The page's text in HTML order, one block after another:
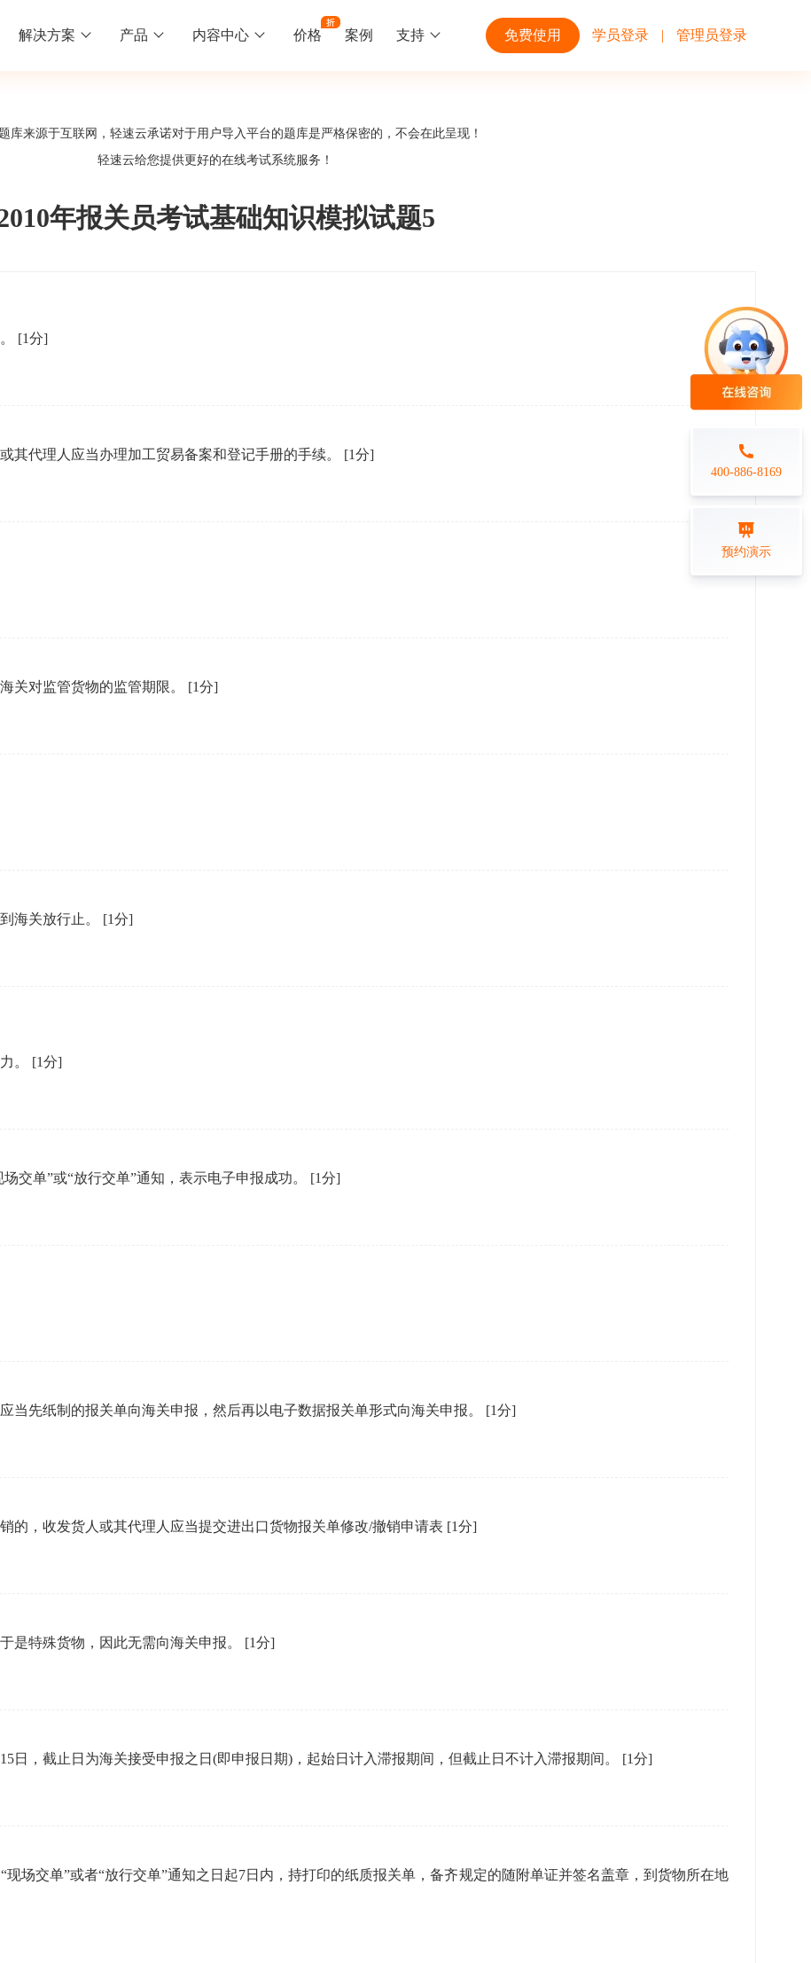
解决方案
、每日一练、打卡练习
知识竞赛
组织企业年会闯关答题赢红包活动
产品
线下培训班
报名管理系统 互动答题
内容中心
库中心
价格 案例 支持
常见问题
免费使用 学员登录 | 管理员登录
库来源于互联网，轻速云承诺对于用户导入平台的题库是严格保密的，不会在此呈现！
轻速云给您提供更好的在线考试系统服务！
年报关员考试基础知识模拟试题5
[1分]
其代理人应当办理加工贸易备案和登记手册的手续。 [1分]
关对监管货物的监管期限。 [1分]
海关放行止。 [1分]
。 [1分]
交单”或“放行交单”通知，表示电子申报成功。 [1分]
当先纸制的报关单向海关申报，然后再以电子数据报关单形式向海关申报。 [1分]
的，收发货人或其代理人应当提交进出口货物报关单修改/撤销申请表 [1分]
是特殊货物，因此无需向海关申报。 [1分]
日，截止日为海关接受申报之日(即申报日期)，起始日计入滞报期间，但截止日不计入滞报期间。 [1分]
场交单”或者“放行交单”通知之日起7日内，持打印的纸质报关单，备齐规定的随附单证并签名盖章，到货物所在地
400-886-8169
预约演示